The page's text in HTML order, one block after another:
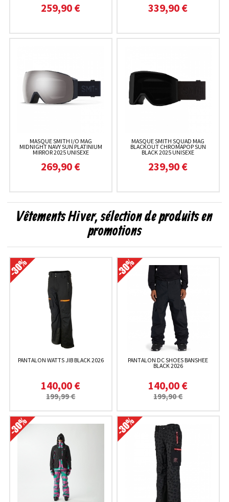
259,90 € 339,90 €
MASQUE SMITH I/O MAG
MIDNIGHT NAVY SUN PLATINIUM
MIRROR 2025 UNISEXE
269,90 €
MASQUE SMITH SQUAD MAG
BLACKOUT CHROMAPOP SUN
BLACK 2025 UNISEXE
239,90 €
Vêtements Hiver, sélection de produits en
promotions
PANTALON WATTS JIB BLACK 2026
140,00 €
199,99 €
PANTALON DC SHOES BANSHEE
BLACK 2026
140,00 €
199,90 €